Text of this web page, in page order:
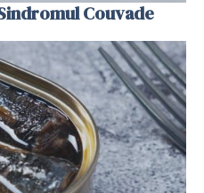
Couvade